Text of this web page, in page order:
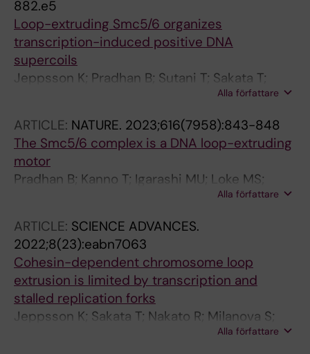
882.e5
Loop-extruding Smc5/6 organizes
transcription-induced positive DNA
supercoils
Jeppsson K; Pradhan B; Sutani T; Sakata T;
Igarashi MU; Berta DG; Kanno T; Nakato R;
Shirahige K; Kim E; Bjorkegren C
Alla författare
ARTICLE: NATURE. 2023;616(7958):843-848
The Smc5/6 complex is a DNA loop-extruding
motor
Pradhan B; Kanno T; Igarashi MU; Loke MS;
Baaske MD; Wong JSK; Jeppsson K; Bjorkegren
Alla författare
ARTICLE: SCIENCE ADVANCES.
2022;8(23):eabn7063
Cohesin-dependent chromosome loop
extrusion is limited by transcription and
stalled replication forks
Jeppsson K; Sakata T; Nakato R; Milanova S;
Alla författare